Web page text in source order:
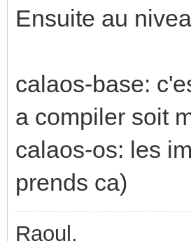
Ensuite au
calaos-base:
a compiler soit
calaos-os: les
prends ca)
Raoul,